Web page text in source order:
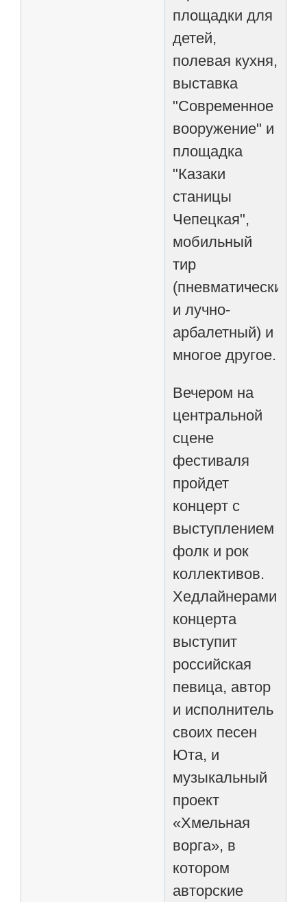
площадки для
детей,
полевая кухня,
выставка
"Современное
вооружение" и
площадка
"Казаки
станицы
Чепецкая",
мобильный
тир
(пневматический
и лучно-
арбалетный) и
многое другое.
Вечером на
центральной
сцене
фестиваля
пройдет
концерт с
выступлением
фолк и рок
коллективов.
Хедлайнерами
концерта
выступит
российская
певица, автор
и исполнитель
своих песен
Юта, и
музыкальный
проект
«Хмельная
ворга», в
котором
авторские